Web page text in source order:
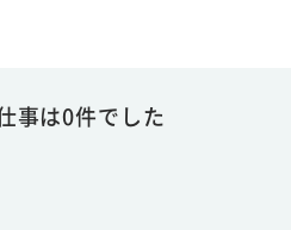
事は0件でした